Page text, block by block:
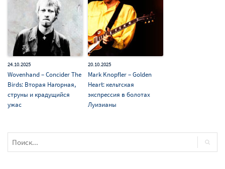
24.10.2025
Wovenhand – Concider The
Birds: Вторая Нагорная,
струны и крадущийся
ужас
20.10.2025
Mark Knopfler – Golden
Heart: кельтская
экспрессия в болотах
Луизианы